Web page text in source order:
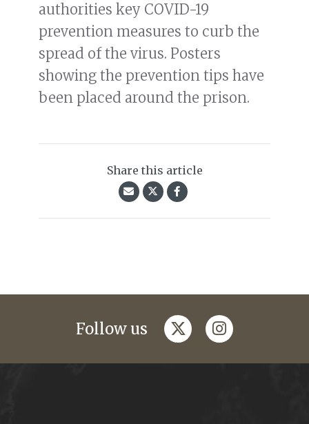
authorities key COVID-19
prevention measures to curb the
spread of the virus. Posters
showing the prevention tips have
been placed around the prison.
Share this article
Follow us twitterinstagram